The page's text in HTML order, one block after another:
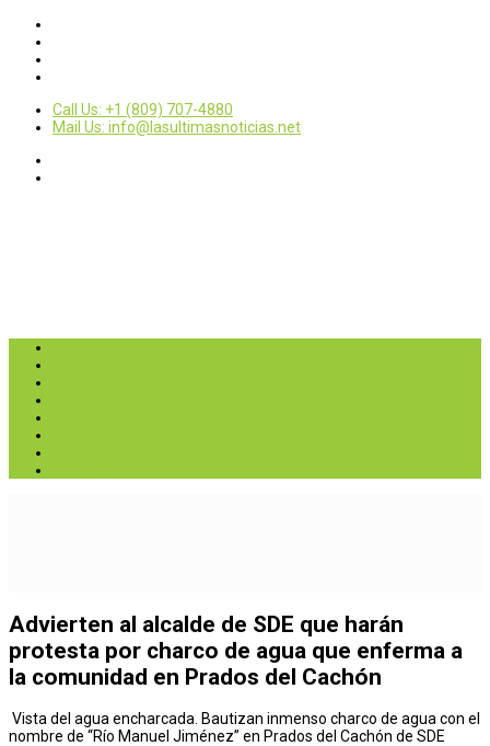
Call Us: +1 (809) 707-4880
Mail Us: info@lasultimasnoticias.net
Advierten al alcalde de SDE que harán
protesta por charco de agua que enferma a
la comunidad en Prados del Cachón
Vista del agua encharcada. Bautizan inmenso charco de agua con el
nombre de “Río Manuel Jiménez” en Prados del Cachón de SDE